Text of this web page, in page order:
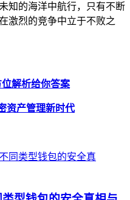
知的海洋中航行，只有不断
激烈的竞争中立于不败之
解析给你答案
资产管理新时代